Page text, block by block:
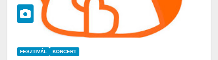
FESZTIVÁL KONCERT